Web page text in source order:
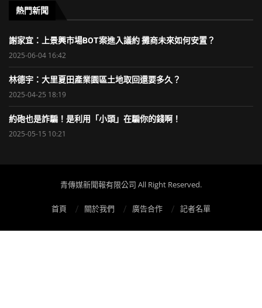
熱門新聞
謝家宜：上景興市場BOT案進入議約 攤商未來如何安置？
2025-06-04 16:42
林德宇：大里夏田產業園區土地取回還要多久？
2025-04-25 18:19
約砲也是詐騙！是利用「小頭」在騙你的錢啊！
2025-05-15 10:21
青傳媒新聞報有限公司 All Right Reserved.
首頁 關於我們 廣告合作 記者名單